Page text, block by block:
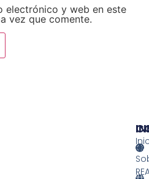
electrónico y web en este
vez que comente.